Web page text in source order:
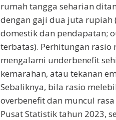
rumah tangga seharian
dengan gaji dua juta rupiah
domestik dan pendapatan;
terbatas). Perhitungan
mengalami underbenefit
kemarahan, atau tekanan
Sebaliknya, bila rasio
overbenefit dan muncul
Pusat Statistik tahun 2023,